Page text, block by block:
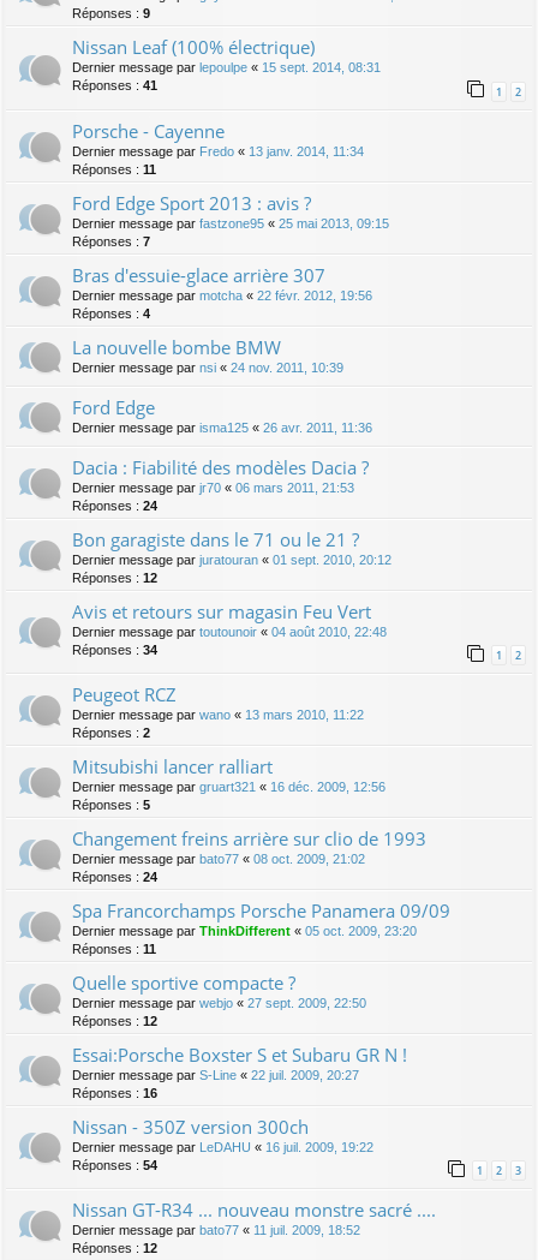
Réponses : 9
Nissan Leaf (100% électrique)
Dernier message par lepoulpe « 15 sept. 2014, 08:31
Réponses : 41 1 2
Porsche - Cayenne
Dernier message par Fredo « 13 janv. 2014, 11:34
Réponses : 11
Ford Edge Sport 2013 : avis ?
Dernier message par fastzone95 « 25 mai 2013, 09:15
Réponses : 7
Bras d'essuie-glace arrière 307
Dernier message par motcha « 22 févr. 2012, 19:56
Réponses : 4
La nouvelle bombe BMW
Dernier message par nsi « 24 nov. 2011, 10:39
Ford Edge
Dernier message par isma125 « 26 avr. 2011, 11:36
Dacia : Fiabilité des modèles Dacia ?
Dernier message par jr70 « 06 mars 2011, 21:53
Réponses : 24
Bon garagiste dans le 71 ou le 21 ?
Dernier message par juratouran « 01 sept. 2010, 20:12
Réponses : 12
Avis et retours sur magasin Feu Vert
Dernier message par toutounoir « 04 août 2010, 22:48
Réponses : 34 1 2
Peugeot RCZ
Dernier message par wano « 13 mars 2010, 11:22
Réponses : 2
Mitsubishi lancer ralliart
Dernier message par gruart321 « 16 déc. 2009, 12:56
Réponses : 5
Changement freins arrière sur clio de 1993
Dernier message par bato77 « 08 oct. 2009, 21:02
Réponses : 24
Spa Francorchamps Porsche Panamera 09/09
Dernier message par ThinkDifferent « 05 oct. 2009, 23:20
Réponses : 11
Quelle sportive compacte ?
Dernier message par webjo « 27 sept. 2009, 22:50
Réponses : 12
Essai:Porsche Boxster S et Subaru GR N !
Dernier message par S-Line « 22 juil. 2009, 20:27
Réponses : 16
Nissan - 350Z version 300ch
Dernier message par LeDAHU « 16 juil. 2009, 19:22
Réponses : 54 1 2 3
Nissan GT-R34 ... nouveau monstre sacré ....
Dernier message par bato77 « 11 juil. 2009, 18:52
Réponses : 12